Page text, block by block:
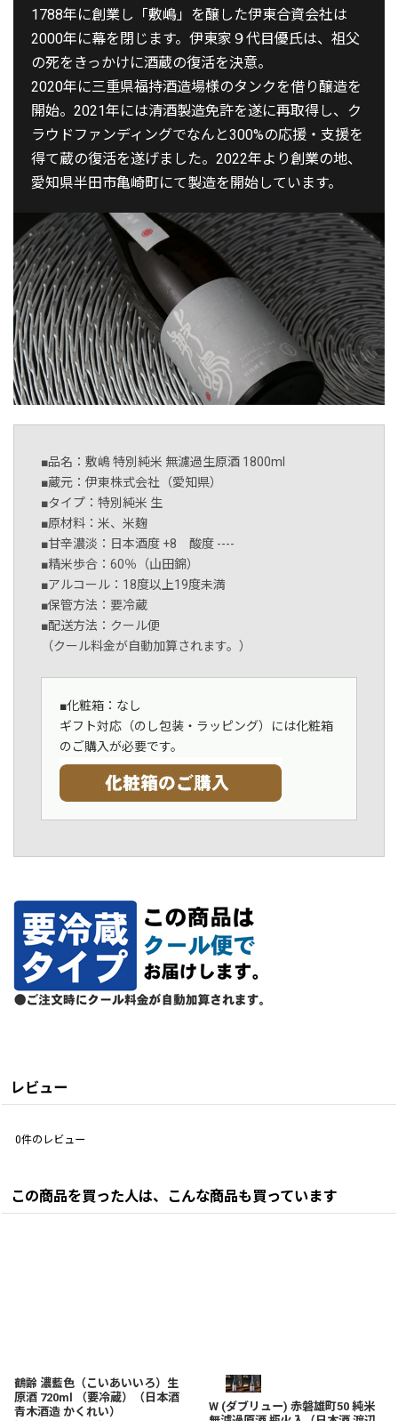
1788年に創業し「敷嶋」を醸した伊東合資会社は
2000年に幕を閉じます。伊東家９代目優氏は、祖父
の死をきっかけに酒蔵の復活を決意。
2020年に三重県福持酒造場様のタンクを借り醸造を
開始。2021年には清酒製造免許を遂に再取得し、ク
ラウドファンディングでなんと300%の応援・支援を
得て蔵の復活を遂げました。2022年より創業の地、
愛知県半田市亀崎町にて製造を開始しています。
■品名：敷嶋 特別純米 無濾過生原酒 1800ml
■蔵元：伊東株式会社（愛知県）
■タイプ：特別純米 生
■原材料：米、米麹
■甘辛濃淡：日本酒度 +8 酸度 ----
■精米歩合：60％（山田錦）
■アルコール：18度以上19度未満
■保管方法：要冷蔵
■配送方法：クール便
（クール料金が自動加算されます。）
■化粧箱：なし
ギフト対応（のし包装・ラッピング）には化粧箱
のご購入が必要です。
レビュー
0件のレビュー
この商品を買った人は、こんな商品も買っています
鶴齢 濃藍色（こいあいいろ）生
原酒 720ml （要冷蔵）（日本酒
青木酒造 かくれい）
W (ダブリュー) 赤磐雄町50 純米